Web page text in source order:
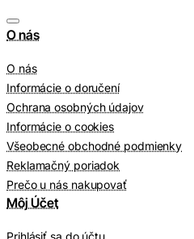
O nás
O nás
Informácie o doručení
Ochrana osobných údajov
Informácie o cookies
Všeobecné obchodné podmienky
Reklamačný poriadok
Prečo u nás nakupovať
Môj Účet